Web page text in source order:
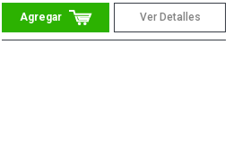
Ver Detalles